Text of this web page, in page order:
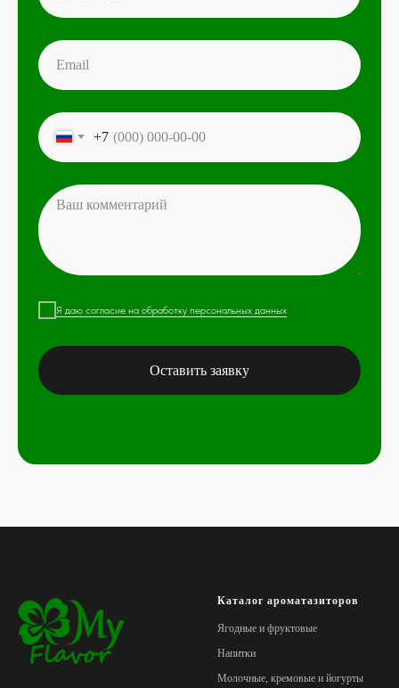
+7
Я даю согласие на обработку персональных данных
Оставить заявку
Каталог ароматазиторов
Ягодные и фруктовые
Напитки
Молочные, кремовые и йогурты